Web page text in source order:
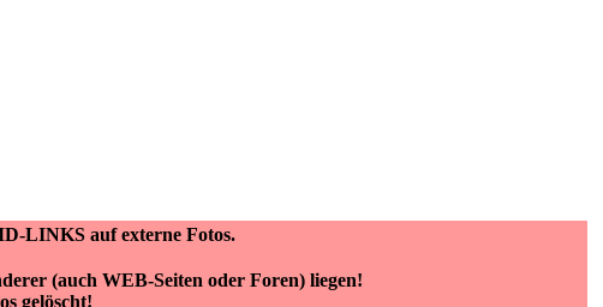
LINKS auf externe Fotos.
(auch WEB-Seiten oder Foren) liegen!
gelöscht!